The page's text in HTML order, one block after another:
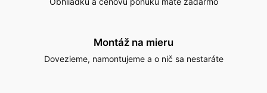
Obhliadku a cenovú ponuku máte zadarmo